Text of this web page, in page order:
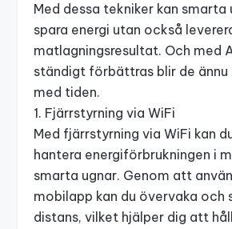
Med dessa tekniker kan smarta
spara energi utan också
matlagningsresultat. Och med
ständigt förbättras blir de
med tiden.
1. Fjärrstyrning via WiFi
Med fjärrstyrning via WiFi kan
hantera energiförbrukningen i
smarta ugnar. Genom att
mobilapp kan du övervaka och
distans, vilket hjälper dig att